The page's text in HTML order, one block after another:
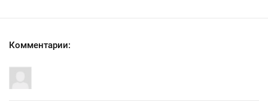
Комментарии: